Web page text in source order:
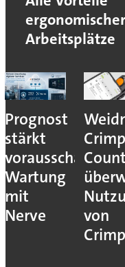
ergonomischer
Arbeitsplätze
Prognost
stärkt
vorausschauende
Wartung
mit
Nerve
Crimp
von